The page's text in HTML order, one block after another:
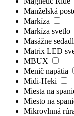
Manželská
Markíza
Markíza svetlo
Masážne
Matrix LED
MBUX
Menič napätia
Midi-Heki
Miesta na
Miesto na
Mikrovlnná